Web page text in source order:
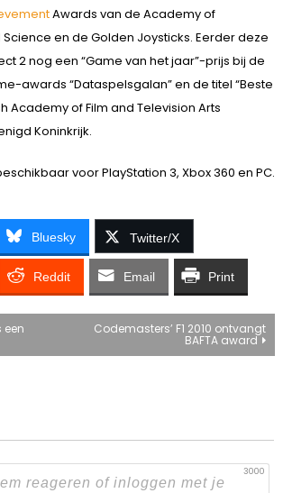
Awards van de Academy of
en de Golden Joysticks. Eerder deze
2 nog een “Game van het jaar”-prijs bij de
awards “Dataspelsgalan” en de titel “Beste
Academy of Film and Television Arts
Koninkrijk.
voor PlayStation 3, Xbox 360 en PC.
Bluesky Twitter/X
Reddit Email Print
een
Codemasters’ F1 2010 ontvangt
BAFTA award
3000